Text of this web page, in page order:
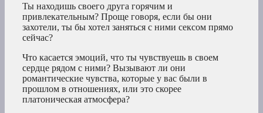
Ты находишь своего друга горячим и
привлекательным? Проще говоря, если бы они
захотели, ты бы хотел заняться с ними сексом прямо
сейчас?
Что касается эмоций, что ты чувствуешь в своем
сердце рядом с ними? Вызывают ли они
романтические чувства, которые у вас были в
прошлом в отношениях, или это скорее
платоническая атмосфера?